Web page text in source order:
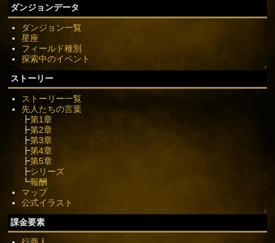
ダンジョンデータ
ダンジョン一覧
星座
フィールド種別
探索中のイベント
↑
ストーリー
ストーリー一覧
先人たちの言葉
┣第1章
┣第2章
┣第3章
┣第4章
┣第5章
┣シリーズ
┗報酬
マップ
公式イラスト
↑
課金要素